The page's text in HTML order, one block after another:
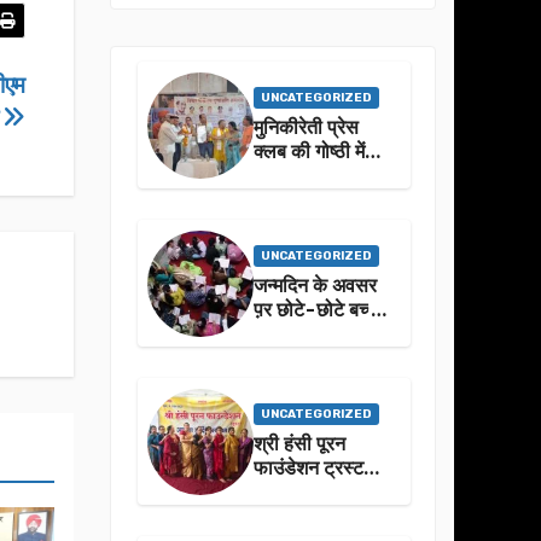
UNCATEGORIZED
मुनिकीरेती प्रेस
क्लब की गोष्ठी में
UNCATEGORIZED
जन्मदिन के अवसर
प़र छोटे-छोटे बच्चो
UNCATEGORIZED
श्री हंसी पूरन
फाउंडेशन ट्रस्ट